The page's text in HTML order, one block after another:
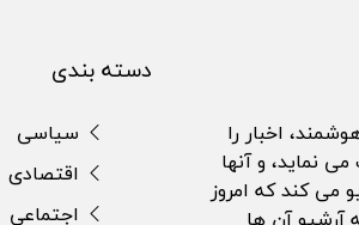
اخبار را
نماید، و آنها
می کند که امروز
دسته بندی
سیاسی
اقتصادی
اجتماعی